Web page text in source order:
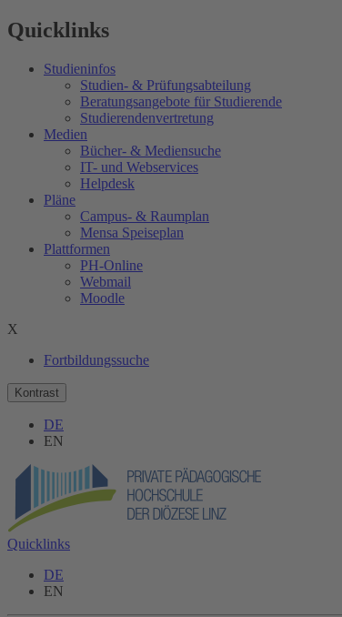
Quicklinks
Studieninfos
Studien- & Prüfungsabteilung
Beratungsangebote für Studierende
Studierendenvertretung
Medien
Bücher- & Mediensuche
IT- und Webservices
Helpdesk
Pläne
Campus- & Raumplan
Mensa Speiseplan
Plattformen
PH-Online
Webmail
Moodle
X
Fortbildungssuche
Kontrast
DE
EN
Quicklinks
DE
EN